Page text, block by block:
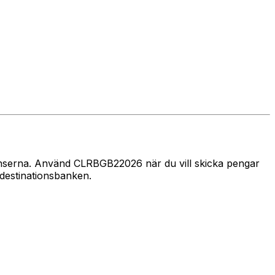
Använd CLRBGB22026 när du vill skicka pengar